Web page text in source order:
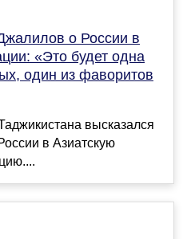
о России в
«Это будет одна
один из фаворитов
высказался
в Азиатскую